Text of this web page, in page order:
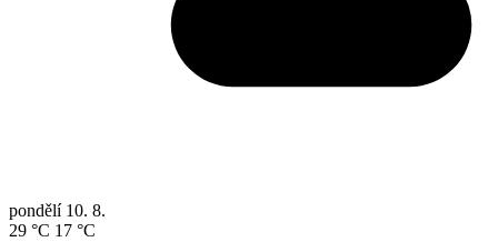
pondělí 10. 8.
29 °C 17 °C